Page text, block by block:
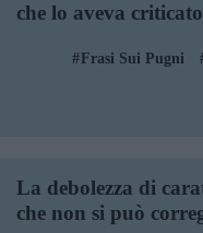
che lo aveva
Frasi Sui Pugni
La debolezza di
che non si può